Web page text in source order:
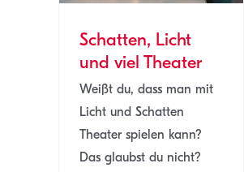
Schatten, Licht
und viel Theater
Weißt du, dass man mit
Licht und Schatten
Theater spielen kann?
Das glaubst du nicht?
Bauen und Schreiben
im Turnunterricht